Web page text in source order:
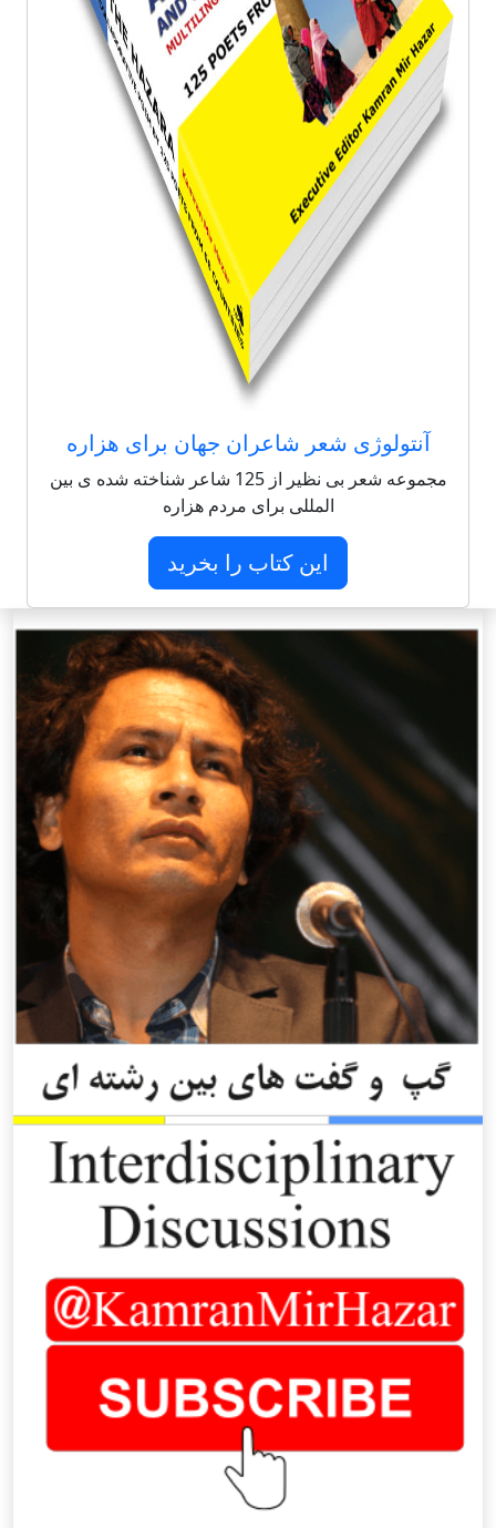
آنتولوژی شعر شاعران جهان برای هزاره
مجموعه شعر بی نظیر از 125 شاعر شناخته شده ی بین
المللی برای مردم هزاره
این کتاب را بخرید